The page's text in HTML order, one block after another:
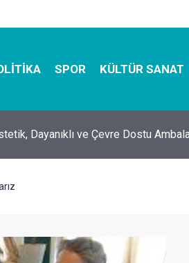
SPOR KÜLTÜR SANAT
Lokması Dağıtımının Avantajları